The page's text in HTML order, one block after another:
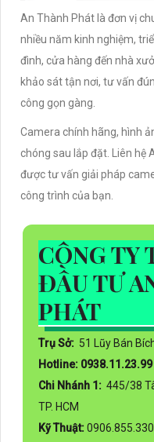
An Thành Phát là đơn vị
nhiều năm kinh nghiệm,
đình, cửa hàng đến nhà
khảo sát tận nơi, tư vấn
công gọn gàng.
Camera chính hãng, hình
chóng sau lắp đặt. Liên hệ
được tư vấn giải pháp
công trình của bạn.
CÔNG
ĐẦU TƯ
PHÁT
Trụ Sở: 51 Lũy Bán
Hotline: 0938.11.23.99
Chi Nhánh 1: 445/38
TP. HCM
Kỹ Thuật:0906.855.330